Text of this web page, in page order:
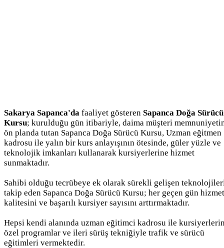
Sakarya Sapanca'da faaliyet gösteren Sapanca Doğa Sürücü
Kursu; kurulduğu gün itibariyle, daima müşteri
ön planda tutan Sapanca Doğa Sürücü Kursu, Uzman eğitmen
kadrosu ile yalın bir kurs anlayışının ötesinde, güler yüzle ve
teknolojik imkanları kullanarak kursiyerlerine hizmet
sunmaktadır.
Sahibi olduğu tecrübeye ek olarak sürekli gelişen
takip eden Sapanca Doğa Sürücü Kursu; her geçen gün hizmet
kalitesini ve başarılı kursiyer sayısını arttırmaktadır.
Hepsi kendi alanında uzman eğitimci kadrosu ile
özel programlar ve ileri sürüş tekniğiyle trafik ve sürücü
eğitimleri vermektedir.